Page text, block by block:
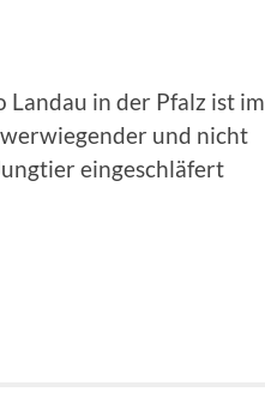
Landau in der Pfalz ist im
und nicht
eingeschläfert